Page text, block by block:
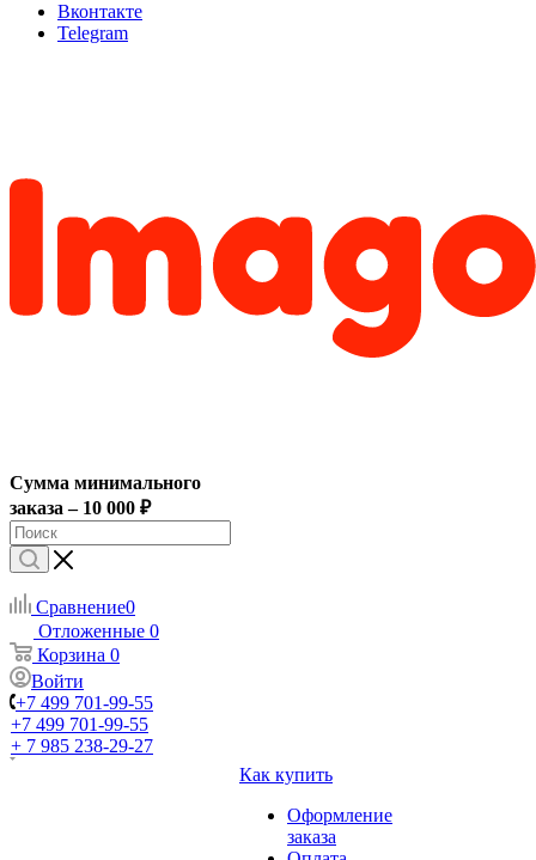
Вконтакте
Telegram
Сумма минимального
заказа – 10 000 ₽
Сравнение0
Отложенные 0
Корзина 0
Войти
+7 499 701-99-55
+7 499 701-99-55
+ 7 985 238-29-27
Как купить
Оформление
заказа